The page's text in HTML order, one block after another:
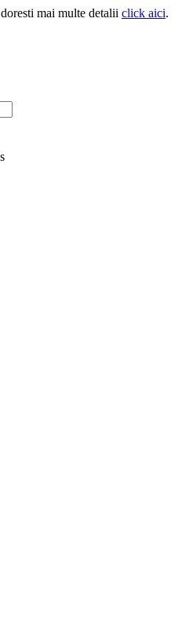
mai multe detalii click aici.